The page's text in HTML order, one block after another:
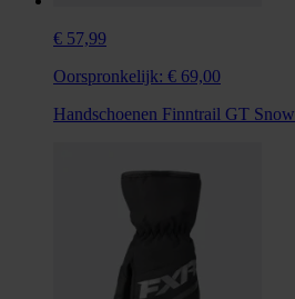
€ 57,99
Oorspronkelijk: € 69,00
Handschoenen Finntrail GT Snow